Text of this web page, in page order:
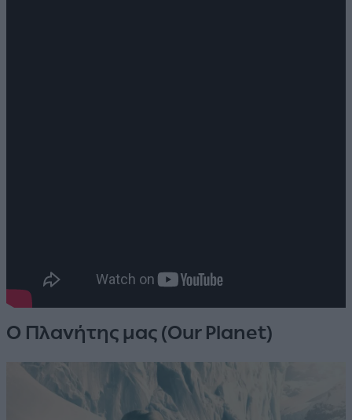
Ο Πλανήτης μας (Our Planet)